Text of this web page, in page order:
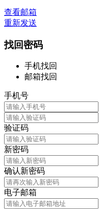
查看邮箱
重新发送
找回密码
手机找回
邮箱找回
手机号
验证码
新密码
确认新密码
电子邮箱